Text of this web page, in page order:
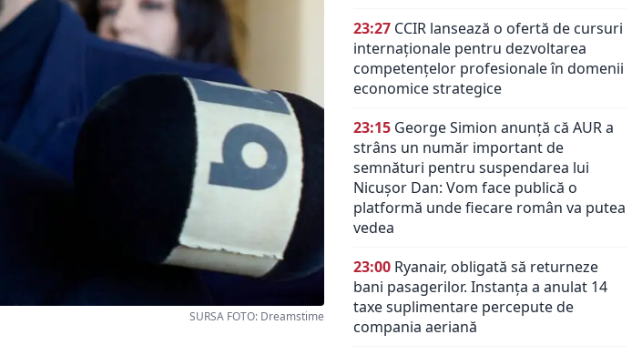
SURSA FOTO: Dreamstime
23:27 CCIR lansează o ofertă de cursuri
internaționale pentru dezvoltarea
competențelor profesionale în domenii
economice strategice
23:15 George Simion anunță că AUR a
strâns un număr important de
semnături pentru suspendarea lui
Nicușor Dan: Vom face publică o
platformă unde fiecare român va putea
vedea
23:00 Ryanair, obligată să returneze
bani pasagerilor. Instanța a anulat 14
taxe suplimentare percepute de
compania aeriană